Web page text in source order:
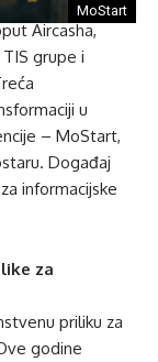
MoStart
Aircasha,
grupe i
u
– MoStart,
Događaj
informacijske
za
priliku za
godine